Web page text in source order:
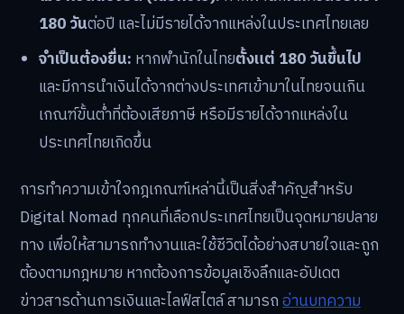
180 วันต่อปี และไม่มีรายได้จากแหล่งในประเทศไทยเลย
จำเป็นต้องยื่น: หากพำนักในไทยตั้งแต่ 180 วันขึ้นไป
และมีการนำเงินได้จากต่างประเทศเข้ามาในไทยจนเกิน
เกณฑ์ขั้นต่ำที่ต้องเสียภาษี หรือมีรายได้จากแหล่งใน
ประเทศไทยเกิดขึ้น
การทำความเข้าใจกฎเกณฑ์เหล่านี้เป็นสิ่งสำคัญสำหรับ
Digital Nomad ทุกคนที่เลือกประเทศไทยเป็นจุดหมายปลาย
ทาง เพื่อให้สามารถทำงานและใช้ชีวิตได้อย่างสบายใจและถูก
ต้องตามกฎหมาย หากต้องการข้อมูลเชิงลึกและอัปเดต
ข่าวสารด้านการเงินและไลฟ์สไตล์ สามารถอ่านบทความ